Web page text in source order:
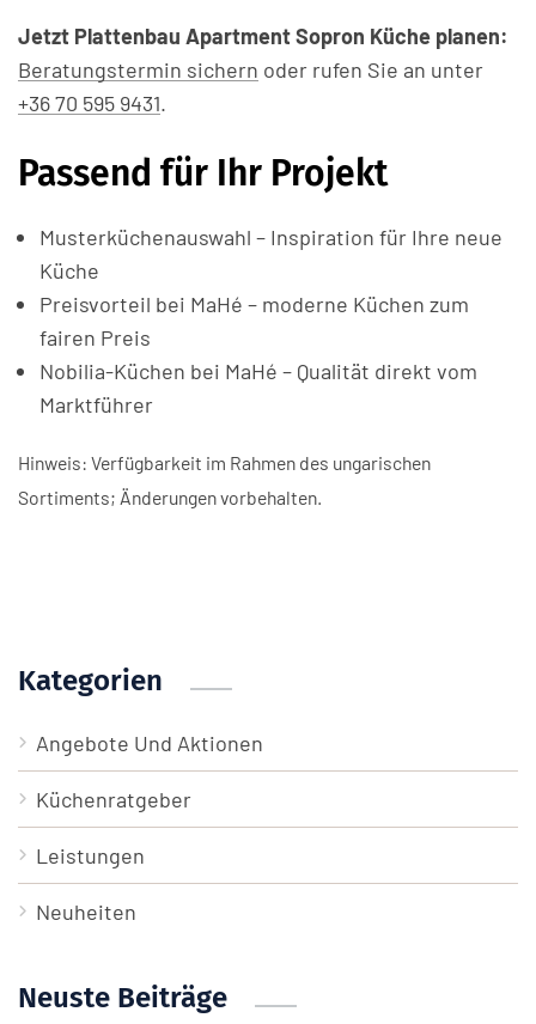
Jetzt Plattenbau Apartment Sopron Küche planen:
Beratungstermin sichern oder rufen Sie an unter
+36 70 595 9431.
Passend für Ihr Projekt
Musterküchenauswahl – Inspiration für Ihre neue
Küche
Preisvorteil bei MaHé – moderne Küchen zum
fairen Preis
Nobilia-Küchen bei MaHé – Qualität direkt vom
Marktführer
Hinweis: Verfügbarkeit im Rahmen des ungarischen
Sortiments; Änderungen vorbehalten.
Kategorien
Angebote Und Aktionen
Küchenratgeber
Leistungen
Neuheiten
Neuste Beiträge